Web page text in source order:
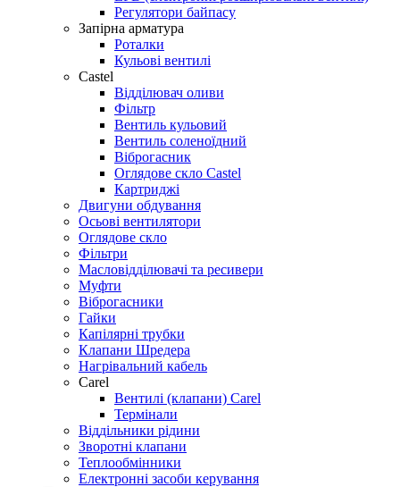
Регулятори байпасу
Запірна арматура
Роталки
Кульові вентилі
Castel
Відділювач оливи
Фільтр
Вентиль кульовий
Вентиль соленоїдний
Віброгасник
Оглядове скло Castel
Картриджі
Двигуни обдування
Осьові вентилятори
Оглядове скло
Фільтри
Масловідділювачі та ресивери
Муфти
Віброгасники
Гайки
Капілярні трубки
Клапани Шредера
Нагрівальний кабель
Carel
Вентилі (клапани) Carel
Термінали
Віддільники рідини
Зворотні клапани
Теплообмінники
Електронні засоби керування